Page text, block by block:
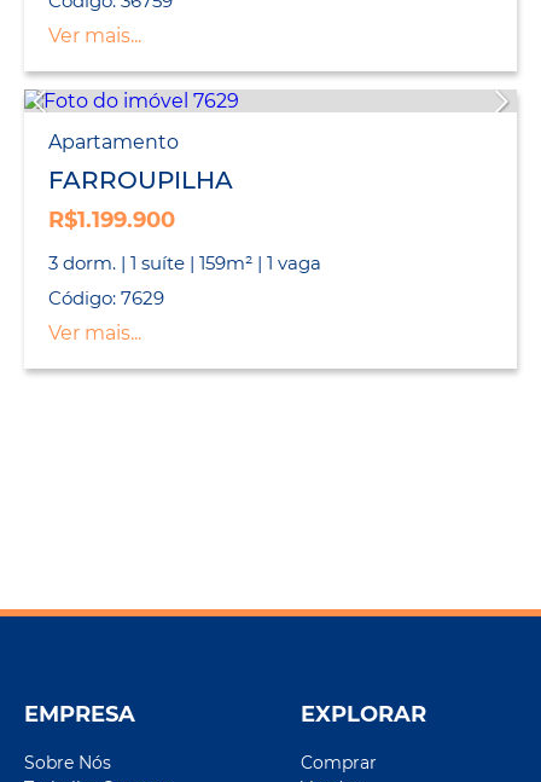
Ver mais...
Apartamento
FARROUPILHA
R$1.199.900
3 dorm. | 1 suíte | 159m² | 1 vaga
Código: 7629
Ver mais...
EMPRESA
Sobre Nós
EXPLORAR
Comprar